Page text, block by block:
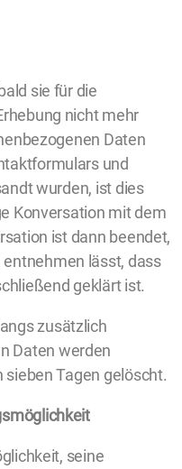
sie für die
nicht mehr
Daten
und
wurden, ist dies
Konversation mit dem
ist dann beendet,
lässt, dass
geklärt ist.
zusätzlich
Daten werden
Tagen gelöscht.
seine